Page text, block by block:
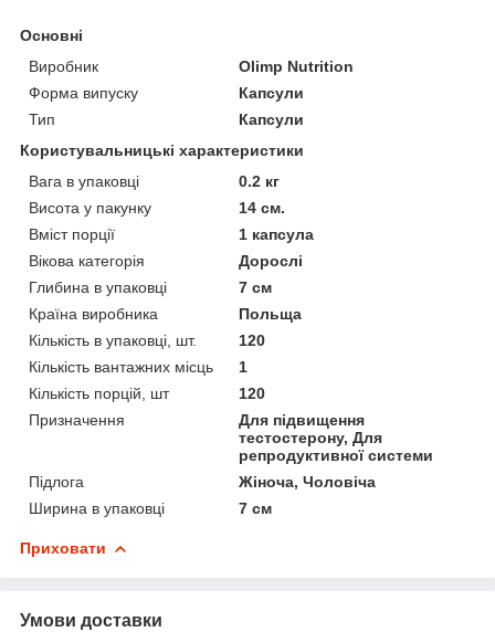
Основні
Виробник
Olimp Nutrition
Форма випуску
Капсули
Тип
Капсули
Користувальницькі характеристики
Вага в упаковці
0.2 кг
Висота у пакунку
14 см.
Вміст порції
1 капсула
Вікова категорія
Дорослі
Глибина в упаковці
7 см
Країна виробника
Польща
Кількість в упаковці, шт.
120
Кількість вантажних місць
1
Кількість порцій, шт
120
Призначення
Для підвищення
тестостерону, Для
репродуктивної системи
Підлога
Жіноча, Чоловіча
Ширина в упаковці
7 см
Приховати
Умови доставки